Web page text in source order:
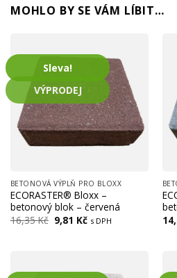
MOHLO BY SE VÁM LÍBIT…
Sleva!
VÝPRODEJ
BETONOVÁ VÝPLŇ PRO BLOXX
ECORASTER® Bloxx –
betonový blok – červená
16,35Kč Původní
cena
9,81 KčAktuální
cena
s DPH